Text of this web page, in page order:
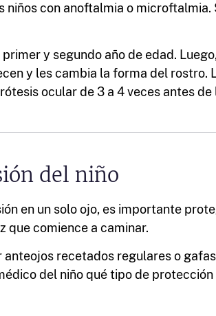
niños con anoftalmia o microftalmia.
y segundo año de edad.
y les cambia la forma del rostro.
ocular de 3 a 4 veces antes de
del niño
en un solo ojo, es importante
que comience a caminar.
anteojos recetados regulares o
del niño qué tipo de